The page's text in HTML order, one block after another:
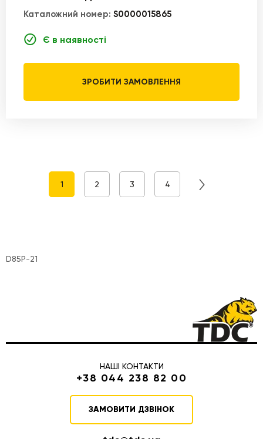
Каталожний номер: S0000015865
Є в наявності
ЗРОБИТИ ЗАМОВЛЕННЯ
1 2 3 4
D85P-21
НАШІ КОНТАКТИ
+38 044 238 82 00
ЗАМОВИТИ ДЗВІНОК